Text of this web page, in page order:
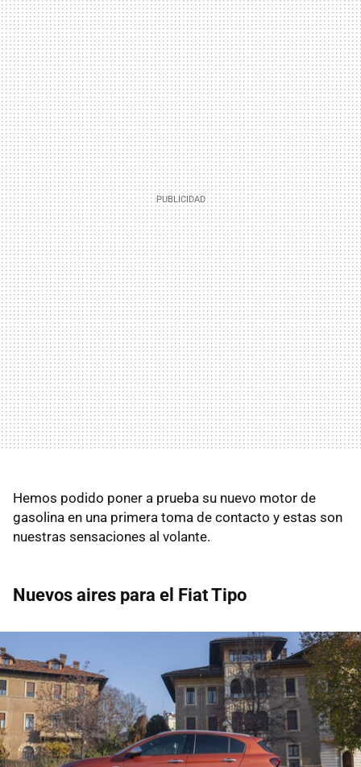
Hemos podido poner a prueba su nuevo motor de
gasolina en una primera toma de contacto y estas son
nuestras sensaciones al volante.
Nuevos aires para el Fiat Tipo